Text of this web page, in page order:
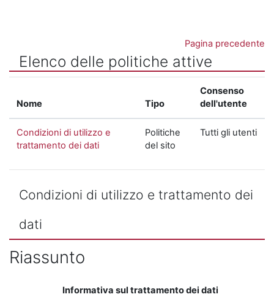
Pagina precedente
Elenco delle politiche attive
Nome Tipo
Consenso
dell'utente
Condizioni di utilizzo e
trattamento dei dati
Politiche
del sito
Tutti gli utenti
Condizioni di utilizzo e trattamento dei
dati
Riassunto
Informativa sul trattamento dei dati